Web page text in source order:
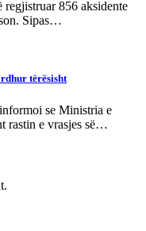
856 aksidente
Sipas…
tërësisht
se Ministria e
rastin e vrasjes së…